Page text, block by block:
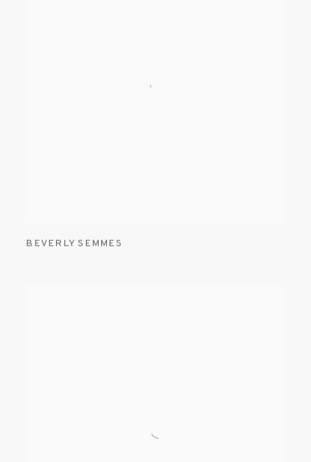
BEVERLY SEMMES